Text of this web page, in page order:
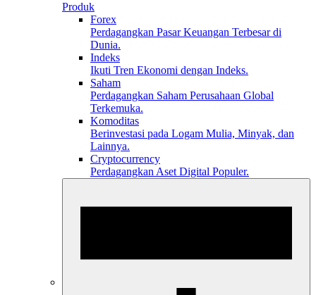
Produk
Forex
Perdagangkan Pasar Keuangan Terbesar di
Dunia.
Indeks
Ikuti Tren Ekonomi dengan Indeks.
Saham
Perdagangkan Saham Perusahaan Global
Terkemuka.
Komoditas
Berinvestasi pada Logam Mulia, Minyak, dan
Lainnya.
Cryptocurrency
Perdagangkan Aset Digital Populer.